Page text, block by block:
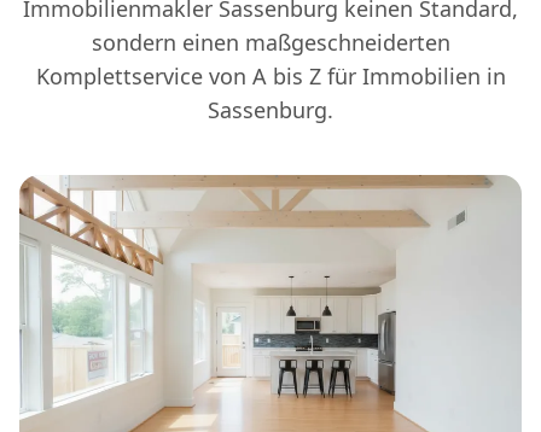
Immobilienmakler Sassenburg keinen Standard,
sondern einen maßgeschneiderten
Komplettservice von A bis Z für Immobilien in
Sassenburg.